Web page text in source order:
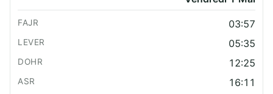
03:57
05:35
12:25
16:11